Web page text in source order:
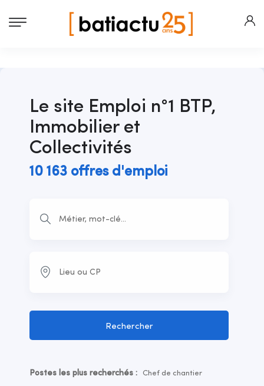
Le site Emploi n°1 BTP,
Immobilier et
Collectivités
10 163 offres d'emploi
Rechercher
Postes les plus recherchés : Chef de chantier